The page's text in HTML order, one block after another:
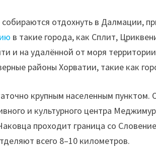
отдохнуть в Далмации,
в такие города, как Сплит,
и на удалённой от моря
районы Хорватии, такие как
крупным населенным пунктом.
и культурного центра
проходит граница со
всего 8–10 километров.